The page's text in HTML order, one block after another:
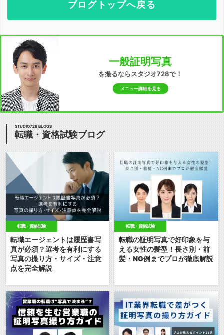
ブログトップへ戻る
一般証明写真
を撮るならスタジオ728で！
メニュー詳細を見る
STUDIO728 BLOGS
転職・資格試験ブログ
転職・資格試験
転職エージェントは履歴書写
真が必須？選考を有利にする
写真の撮り方・サイズ・注意
点を完全解説
転職・資格試験
転職の証明写真で好印象を与
える女性の髪型！長さ別・前
髪・NG例までプロが徹底解説